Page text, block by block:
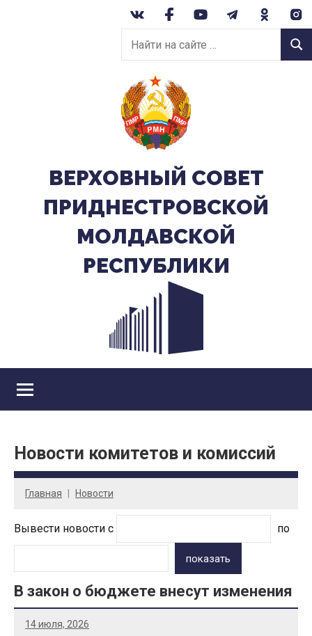
Найти
на
сайте:
ВЕРХОВНЫЙ CОВЕТ
ПРИДНЕСТРОВСКОЙ
МОЛДАВСКОЙ
РЕСПУБЛИКИ
Новости комитетов и комиссий
Главная Новости
Вывести новости с по
показать
В закон о бюджете внесут изменения
14 июля, 2026